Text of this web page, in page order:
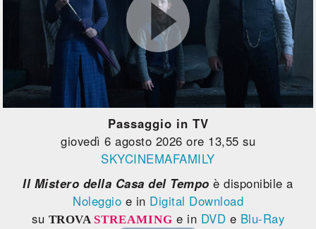
Passaggio in TV
giovedì 6 agosto 2026 ore 13,55 su
SKYCINEMAFAMILY
Il Mistero della Casa del Tempo è disponibile a
Noleggio e in Digital Download
su TROVA STREAMING e in DVD e Blu-Ray